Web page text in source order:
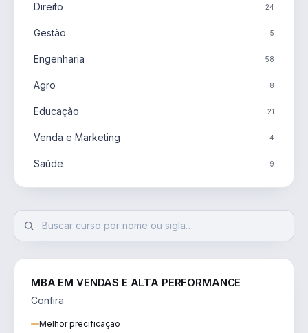
Direito 24
Gestão 5
Engenharia 58
Agro 8
Educação 21
Venda e Marketing 4
Saúde 9
MBA EM VENDAS E ALTA PERFORMANCE
Confira
Melhor precificação